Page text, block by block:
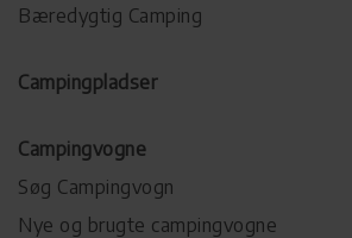
Bæredygtig Camping
Campingpladser
Campingvogne
Søg Campingvogn
Nye og brugte campingvogne